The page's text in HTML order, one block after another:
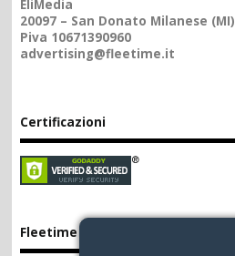
EliMedia
20097 – San Donato Milanese (MI)
Piva 10671390960
advertising@fleetime.it
Certificazioni
Fleetime App